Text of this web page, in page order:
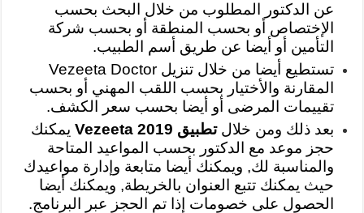
عن الدكتور المطلوب من خلال البحث بحسب
الإختصاص أو بحسب المنطقة أو بحسب شركة
التأمين أو أيضا عن طريق أسم الطبيب.
تستطيع أيضا من خلال تنزيل Vezeeta Doctor
المقارنة والأختيار بحسب اللقب المهني أو بحسب
تقييمات المرضى أو أيضا بحسب سعر الكشف.
بعد ذلك ومن خلالتطبيق Vezeeta 2019
يمكنك
حجز موعد مع الدكتور بحسب المواعيد المتاحة
والمناسبة لك, ويمكنك أيضا متابعة وإدارة مواعيدك
حيث يمكنك تتبع العنوان بالخريطة, ويمكنك أيضا
الحصول على خصومات إذا تم الحجز عبر البرنامج.